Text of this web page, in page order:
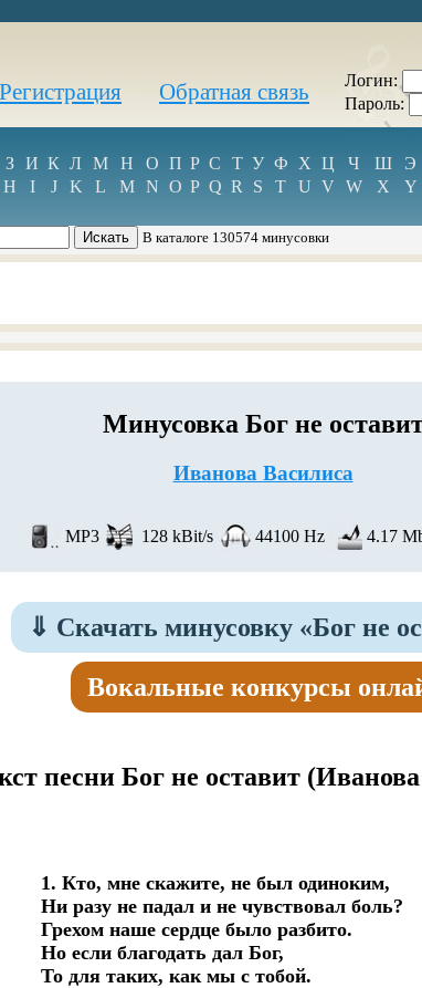
Регистрация Обратная связь
Логин:
Пароль:
З И К Л М Н О П Р С Т У Ф Х Ц Ч Ш Э
H
I J K L M N O P Q R S T U V W X Y
В каталоге 130574 минусовки
Минусовка Бог не
Иванова Василиса
MP3 128 kBit/s 44100 Hz 4.17
⇓ Скачать минусовку «Бог не
Вокальные конкурсы
песни Бог не оставит(Иванова
1. Кто, мне скажите, не был одиноким,
Ни разу не падал и не чувствовал боль?
Грехом наше сердце было разбито.
Но если благодать дал Бог,
То для таких, как мы с тобой.